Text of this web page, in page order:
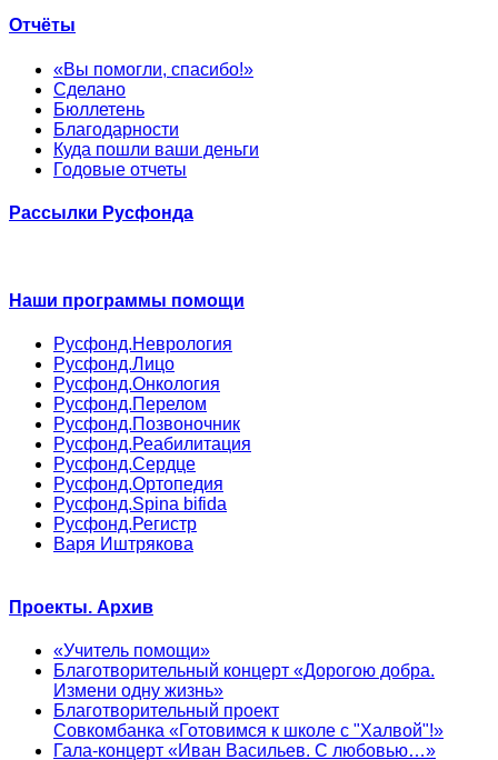
Отчёты
«Вы помогли, спасибо!»
Сделано
Бюллетень
Благодарности
Куда пошли ваши деньги
Годовые отчеты
Рассылки Русфонда
Наши программы помощи
Русфонд.Неврология
Русфонд.Лицо
Русфонд.Онкология
Русфонд.Перелом
Русфонд.Позвоночник
Русфонд.Реабилитация
Русфонд.Сердце
Русфонд.Ортопедия
Русфонд.Spina bifida
Русфонд.Регистр
Варя Иштрякова
Проекты. Архив
«Учитель помощи»
Благотворительный концерт «Дорогою добра.
Измени одну жизнь»
Благотворительный проект
Совкомбанка «Готовимся к школе с "Халвой"!»
Гала-концерт «Иван Васильев. С любовью…»